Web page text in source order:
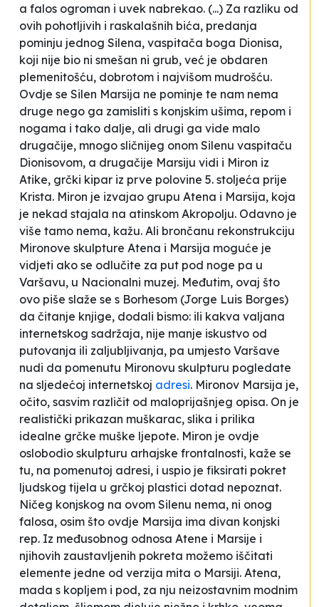
a falos ogroman i uvek nabrekao. (...) Za razliku od
ovih pohotljivih i raskalašnih bića, predanja
pominju jednog Silena, vaspitača boga Dionisa,
koji nije bio ni smešan ni grub, već je obdaren
plemenitošću, dobrotom i najvišom mudrošću.
Ovdje se Silen Marsija ne pominje te nam nema
druge nego ga zamisliti s konjskim ušima, repom i
nogama i tako dalje, ali drugi ga vide malo
drugačije, mnogo sličnijeg onom Silenu vaspitaču
Dionisovom, a drugačije Marsiju vidi i Miron iz
Atike, grčki kipar iz prve polovine 5. stoljeća prije
Krista. Miron je izvajao grupu Atena i Marsija, koja
je nekad stajala na atinskom Akropolju. Odavno je
više tamo nema, kažu. Ali brončanu rekonstrukciju
Mironove skulpture Atena i Marsija moguće je
vidjeti ako se odlučite za put pod noge pa u
Varšavu, u Nacionalni muzej. Međutim, ovaj što
ovo piše slaže se s Borhesom (Jorge Luis Borges)
da čitanje knjige, dodali bismo: ili kakva valjana
internetskog sadržaja, nije manje iskustvo od
putovanja ili zaljubljivanja, pa umjesto Varšave
nudi da pomenutu Mironovu skulpturu pogledate
na sljedećoj internetskoj adresi. Mironov Marsija je,
očito, sasvim različit od maloprijašnjeg opisa. On je
realistički prikazan muškarac, slika i prilika
idealne grčke muške ljepote. Miron je ovdje
oslobodio skulpturu arhajske frontalnosti, kaže se
tu, na pomenutoj adresi, i uspio je fiksirati pokret
ljudskog tijela u grčkoj plastici dotad nepoznat.
Ničeg konjskog na ovom Silenu nema, ni onog
falosa, osim što ovdje Marsija ima divan konjski
rep. Iz međusobnog odnosa Atene i Marsije i
njihovih zaustavljenih pokreta možemo iščitati
elemente jedne od verzija mita o Marsiji. Atena,
mada s kopljem i pod, za nju neizostavnim modnim